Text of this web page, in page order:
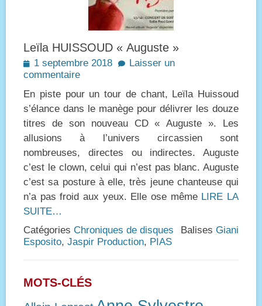
Leïla HUISSOUD « Auguste »
Posted
on
1 septembre 2018
Laisser un
commentaire
En piste pour un tour de chant, Leïla Huissoud
s’élance dans le manège pour délivrer les douze
titres de son nouveau CD « Auguste ». Les
allusions à l’univers circassien sont
nombreuses, directes ou indirectes. Auguste
c’est le clown, celui qui n’est pas blanc. Auguste
c’est sa posture à elle, très jeune chanteuse qui
n’a pas froid aux yeux. Elle ose même LIRE LA
SUITE…
Catégories Chroniques de disques Balises Giani
Esposito, Jaspir Production, PIAS
MOTS-CLÉS